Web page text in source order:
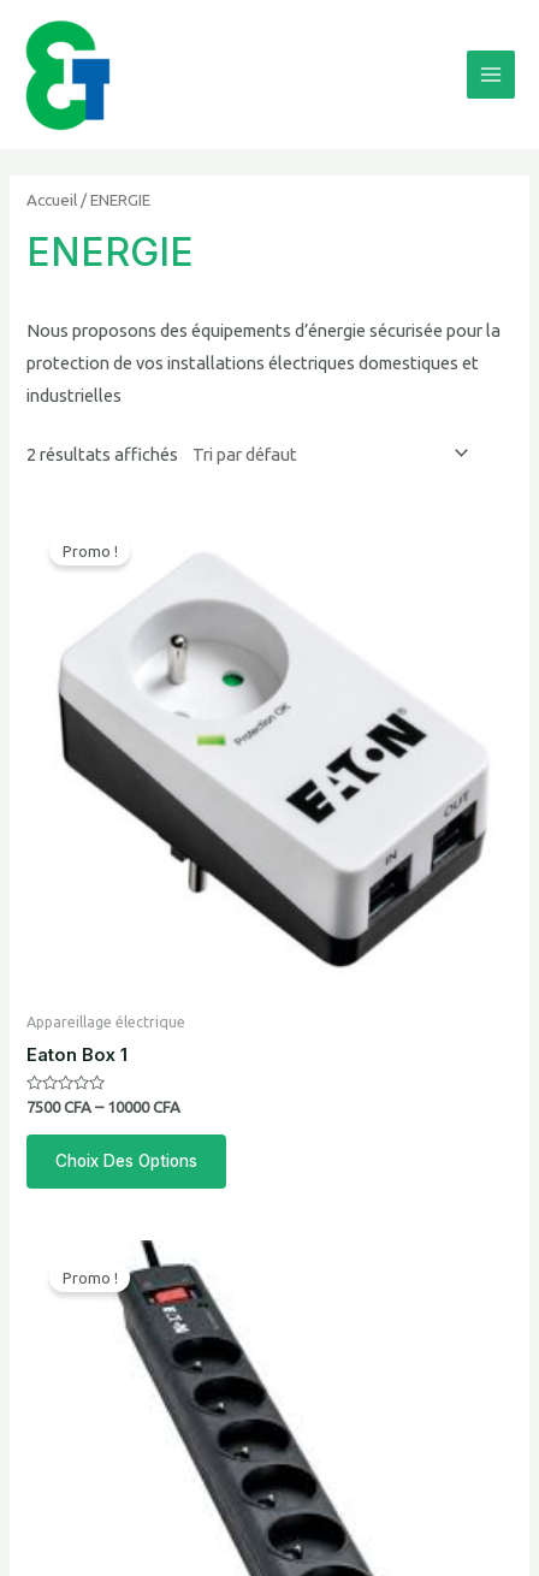
contenu
Accueil / ENERGIE
ENERGIE
Nous proposons des équipements d’énergie sécurisée pour la
protection de vos installations électriques domestiques et
industrielles
2 résultats affichés
Promo !
Appareillage électrique
Eaton Box 1
Note
sur
7500CFA – 10000CFA
Choix Des Options
Promo !